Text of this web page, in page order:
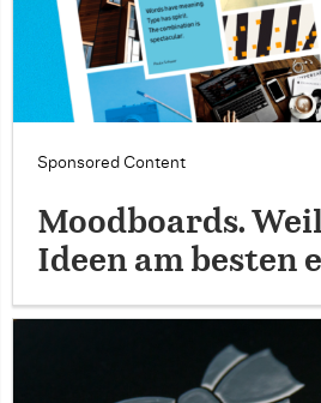
Sponsored Content
Moodboards.
Ideen am besten